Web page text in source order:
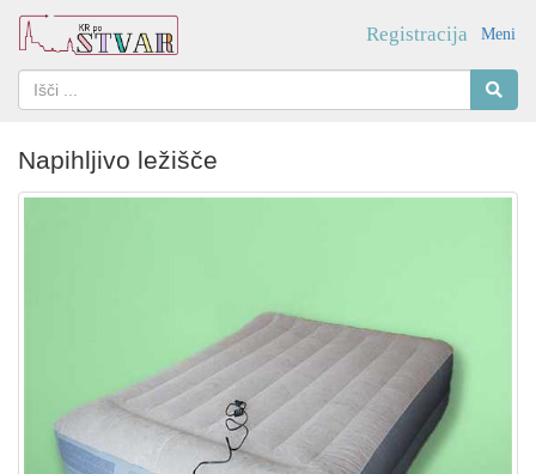
Meni
Registracija
Napihljivo ležišče